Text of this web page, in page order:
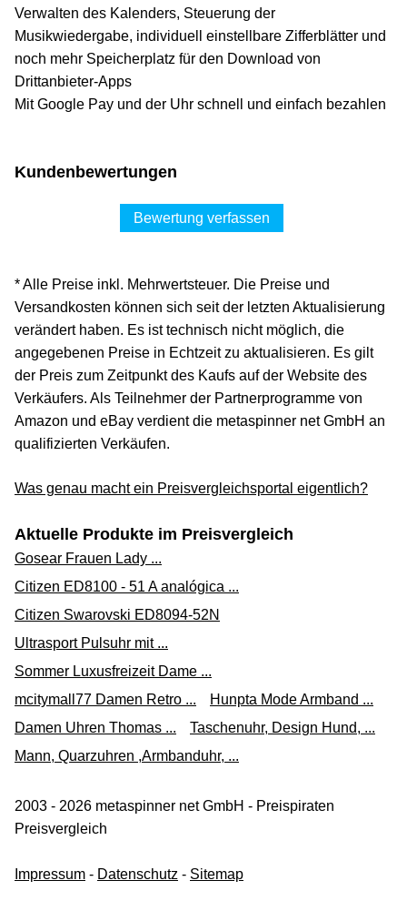
Verwalten des Kalenders, Steuerung der
Musikwiedergabe, individuell einstellbare Zifferblätter und
noch mehr Speicherplatz für den Download von
Drittanbieter-Apps
Mit Google Pay und der Uhr schnell und einfach bezahlen
Kundenbewertungen
Bewertung verfassen
* Alle Preise inkl. Mehrwertsteuer. Die Preise und
Versandkosten können sich seit der letzten Aktualisierung
verändert haben. Es ist technisch nicht möglich, die
angegebenen Preise in Echtzeit zu aktualisieren. Es gilt
der Preis zum Zeitpunkt des Kaufs auf der Website des
Verkäufers. Als Teilnehmer der Partnerprogramme von
Amazon und eBay verdient die metaspinner net GmbH an
qualifizierten Verkäufen.
Was genau macht ein Preisvergleichsportal eigentlich?
Aktuelle Produkte im Preisvergleich
Gosear Frauen Lady ...
Citizen ED8100 - 51 A analógica ...
Citizen Swarovski ED8094-52N
Ultrasport Pulsuhr mit ...
Sommer Luxusfreizeit Dame ...
mcitymall77 Damen Retro ...
Hunpta Mode Armband ...
Damen Uhren Thomas ...
Taschenuhr, Design Hund, ...
Mann, Quarzuhren ,Armbanduhr, ...
2003 - 2026 metaspinner net GmbH - Preispiraten
Preisvergleich
Impressum - Datenschutz - Sitemap